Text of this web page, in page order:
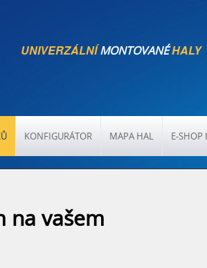
UNIVERZÁLNÍMONTOVANÉHALY
KONFIGURÁTOR MAPA HAL E-SHOP
na vašem